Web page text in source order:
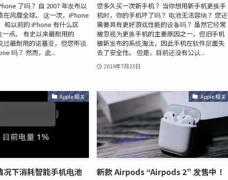
了吗？ 自 2007 年发布以
在风靡全球。 这一次，iPhone
和以前的 iPhone 有什么区
点。 有史以来最耐用的
过最耐用的诺基亚，但您听说
吗？ 然而，此...
您多久买一次新手机？ 当你想用新手机更换手
机时，你的手机坏了吗？ 电池无法容纳？ 您还
需要具有更好游戏性能的设备吗？ 虽然它经常
被忽视为更换手机的主要原因之一，但旧手机
被新发布的系统淘汰，因此手机在软件层面失
去了安全性。 但是，目前还没有公认...
2019年7月23日
Apple 相关
况下消耗智能手机电池
Apple 相关
新款 Airpods “Airpods 2” 发售中！